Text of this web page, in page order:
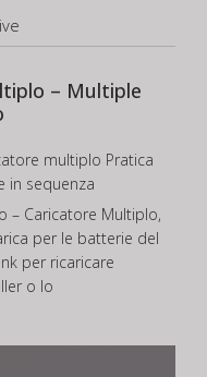
– Multiple
multiplo Pratica
in sequenza
– Caricatore Multiplo,
per le batterie del
per ricaricare
o lo